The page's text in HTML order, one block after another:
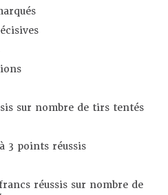
sur nombre de tirs tentés
3 points réussis
réussis sur nombre de